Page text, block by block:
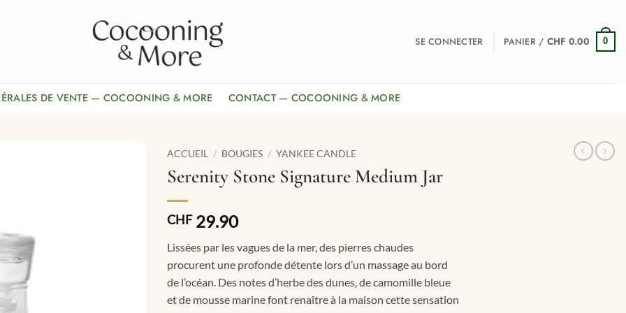
SE CONNECTER PANIER / CHF 0.00 0
DE VENTE — COCOONING & MORE CONTACT — COCOONING & MORE
ACCUEIL / BOUGIES / YANKEE CANDLE
Serenity Stone Signature Medium Jar
CHF29.90
Lissées par les vagues de la mer, des pierres chaudes
procurent une profonde détente lors d’un massage au bord
de l’océan. Des notes d’herbe des dunes, de camomille bleue
et de mousse marine font renaître à la maison cette sensation